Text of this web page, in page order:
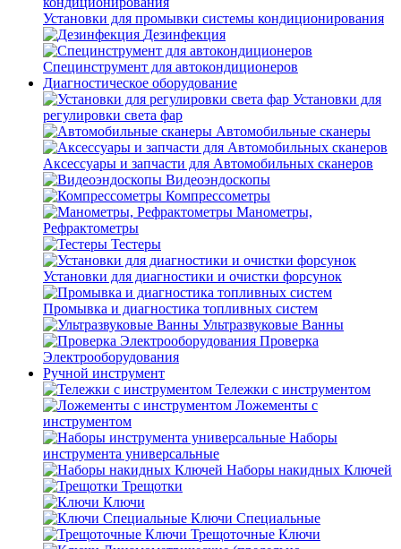
Установки для промывки системы кондиционирования
Дезинфекция
Специнструмент для автокондиционеров
Диагностическое оборудование
Установки для
регулировки света фар
Автомобильные сканеры
Аксессуары и запчасти для Автомобильных сканеров
Видеоэндоскопы
Компрессометры
Манометры,
Рефрактометры
Тестеры
Установки для диагностики и очистки форсунок
Промывка и диагностика топливных систем
Ультразвуковые Ванны
Проверка
Электрооборудования
Ручной инструмент
Тележки с инструментом
Ложементы с
инструментом
Наборы
инструмента универсальные
Наборы накидных Ключей
Трещотки
Ключи
Ключи Специальные
Трещоточные Ключи